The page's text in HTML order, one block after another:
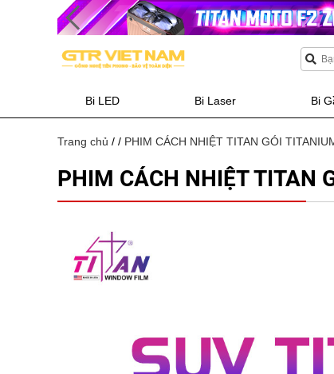
Bi LED Bi Laser Bi
Trang chủ / / PHIM CÁCH NHIỆT TITAN GÓI
PHIM CÁCH NHIỆT TITAN